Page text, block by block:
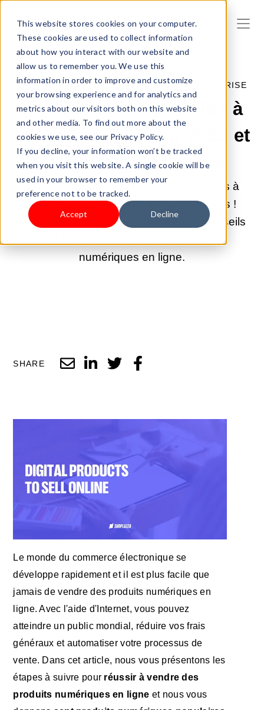
This website stores cookies on your computer.
These cookies are used to collect information
about how you interact with our website and
allow us to remember you. We use this
information in order to improve and customize
your browsing experience and for analytics and
metrics about our visitors both on this website
and other media. To find out more about the
cookies we use, see our Privacy Policy.
If you decline, your information won’t be tracked
when you visit this website. A single cookie will be
used in your browser to remember your
preference not to be tracked.
Accept Decline
21 AVR. 2025 10:19:15 | CRÉER UNE ENTREPRISE
7 Produits numériques à
vendre en ligne en 2023 et
comment les vendre
Vous cherchez des produits numériques à
vendre en ligne ? Vous les avez trouvés !
Consultez nos idées et obtenez des conseils
numériques en ligne.
SHARE
Le monde du commerce électronique se
développe rapidement et il est plus facile que
jamais de vendre des produits numériques en
ligne. Avec l'aide d'Internet, vous pouvez
atteindre un public mondial, réduire vos frais
généraux et automatiser votre processus de
vente. Dans cet article, nous vous présentons les
étapes à suivre pour réussir à vendre des
produits numériques en ligne et nous vous